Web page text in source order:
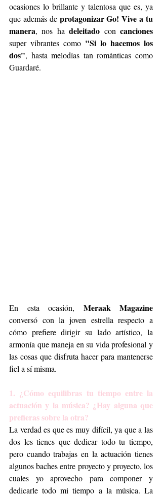
ocasiones lo brillante y talentosa que es, ya
que además de protagonizar Go! Vive a tu
manera, nos ha deleitado con canciones
super vibrantes como "Si lo hacemos los
dos", hasta melodías tan románticas como
Guardaré.
En esta ocasión,
conversó con la joven estrella respecto a
cómo prefiere dirigir su lado artístico, la
armonía que maneja en su vida profesional y
las cosas que disfruta hacer para mantenerse
fiel a sí misma.
1. ¿Cómo equilibras tu tiempo entre la
actuación y la música? ¿Hay alguna que
prefieras sobre la otra?
La verdad es que es muy difícil, ya que a las
dos les tienes que dedicar todo tu tiempo,
pero cuando trabajas en la actuación tienes
algunos baches entre proyecto y proyecto, los
cuales yo aprovecho para componer y
dedicarle todo mi tiempo a la música. La